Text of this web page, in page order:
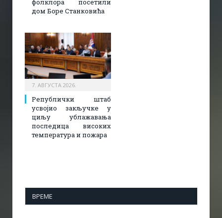
дом Боре Станковића
7. АВГУСТА 2026.
Републички штаб
усвојио закључке у
циљу ублажавања
последица високих
температура и пожара​
ВРЕМЕ